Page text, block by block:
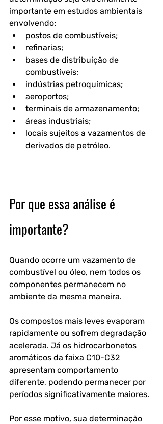
importante em estudos ambientais
envolvendo:
postos de combustíveis;
refinarias;
bases de distribuição de
combustíveis;
indústrias petroquímicas;
aeroportos;
terminais de armazenamento;
áreas industriais;
locais sujeitos a vazamentos de
derivados de petróleo.
Por que essa análise é
importante?
Quando ocorre um vazamento de
combustível ou óleo, nem todos os
componentes permanecem no
ambiente da mesma maneira.
Os compostos mais leves evaporam
rapidamente ou sofrem degradação
acelerada. Já os hidrocarbonetos
aromáticos da faixa C10-C32
apresentam comportamento
diferente, podendo permanecer por
períodos significativamente maiores.
Por esse motivo, sua determinação